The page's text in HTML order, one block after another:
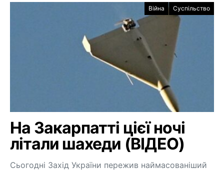
Війна Суспільство
На Закарпатті цієї ночі
літали шахеди (ВІДЕО)
Сьогодні Захід України пережив наймасованіший